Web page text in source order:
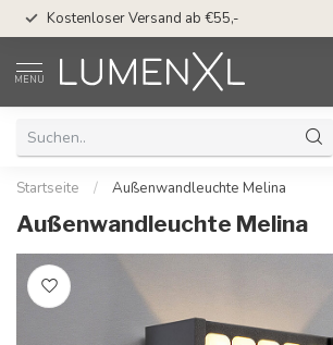
Kostenloser Versand ab €55,-
MENU
Startseite / Außenwandleuchte Melina
Außenwandleuchte Melina